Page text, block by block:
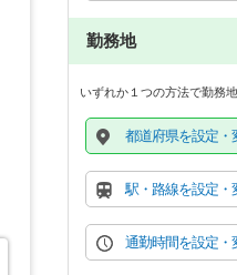
勤務地
いずれか１つの方法で勤務
都道府県を設定・
駅・路線を設定・
通勤時間を設定・